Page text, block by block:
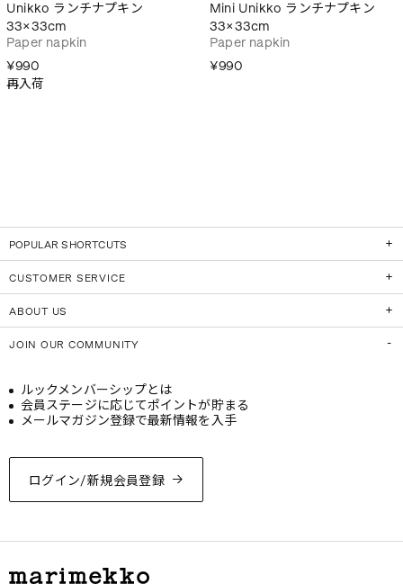
Unikko ランチナプキン
33×33cm
Paper napkin
¥990
再入荷
Mini Unikko ランチナプキン
33×33cm
Paper napkin
¥990
POPULAR SHORTCUTS
CUSTOMER SERVICE
ABOUT US
JOIN OUR COMMUNITY
ログイン/新規会員登録
ルックメンバーシップとは
会員ステージに応じてポイントが貯まる
メールマガジン登録で最新情報を入手